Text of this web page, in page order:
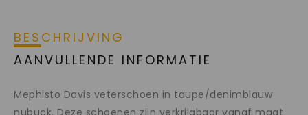
BESCHRIJVING
AANVULLENDE INFORMATIE
Mephisto Davis veterschoen in taupe/denimblauw